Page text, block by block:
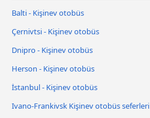
Balti - Kişinev otobüs
Çernivtsi - Kişinev otobüs
Dnipro - Kişinev otobüs
Herson - Kişinev otobüs
İstanbul - Kişinev otobüs
Ivano-Frankivsk Kişinev otobüs seferleri